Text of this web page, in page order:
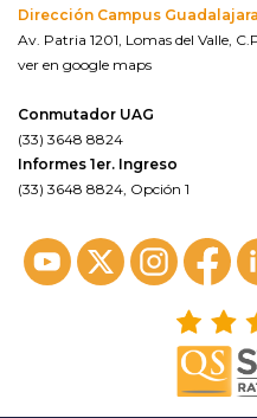
Dirección Campus Guadalajara
Av. Patria 1201, Lomas del Valle,
ver en google maps
Conmutador UAG
(33) 3648 8824
Informes 1er. Ingreso
(33) 3648 8824, Opción 1